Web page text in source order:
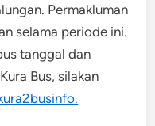
Permakluman
selama periode ini.
tanggal dan
Bus, silakan